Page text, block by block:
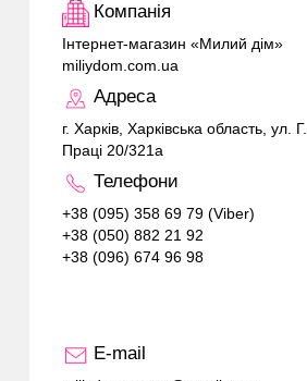
Компанія
Інтернет-магазин «Милий дім»
miliydom.com.ua
Адреса
г. Харків, Харківська область, ул. Г.
Праці 20/321а
Телефони
+38 (095) 358 69 79 (Viber)
+38 (050) 882 21 92
+38 (096) 674 96 98
E-mail